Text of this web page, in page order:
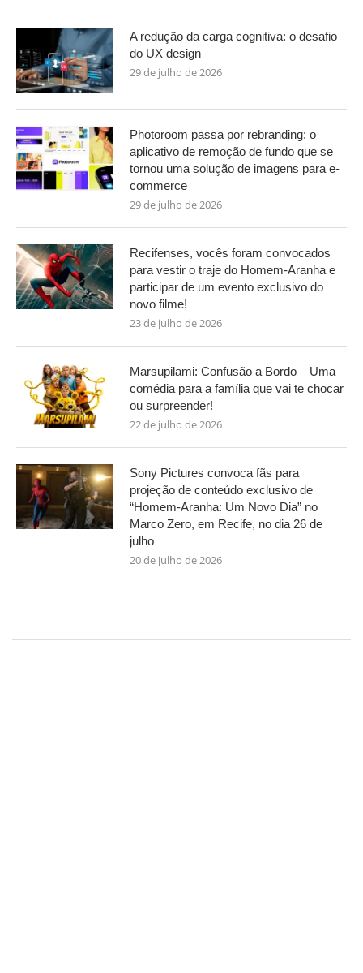
A redução da carga cognitiva: o desafio
do UX design
29 de julho de 2026
Photoroom passa por rebranding: o
aplicativo de remoção de fundo que se
tornou uma solução de imagens para e-
commerce
29 de julho de 2026
Recifenses, vocês foram convocados
para vestir o traje do Homem-Aranha e
participar de um evento exclusivo do
novo filme!
23 de julho de 2026
Marsupilami: Confusão a Bordo – Uma
comédia para a família que vai te chocar
ou surpreender!
22 de julho de 2026
Sony Pictures convoca fãs para
projeção de conteúdo exclusivo de
“Homem-Aranha: Um Novo Dia” no
Marco Zero, em Recife, no dia 26 de
julho
20 de julho de 2026